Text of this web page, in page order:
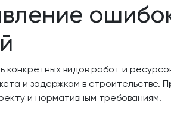
видов работ и
и задержкам в строительстве.
и нормативным требованиям.